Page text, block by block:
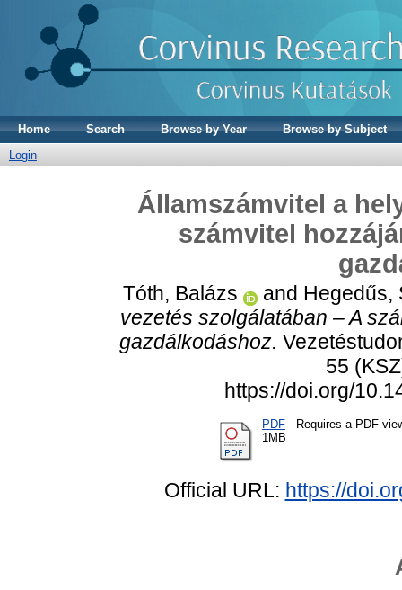
Home Search Browse by Year
Browse by Subject
Login
Államszámvitel a
számvitel
Tóth, Balázs and Hegedűs,
vezetés szolgálatában – A
gazdálkodáshoz.
55
https://doi.org/
PDF - Requires a PDF
1MB
Official URL: https://